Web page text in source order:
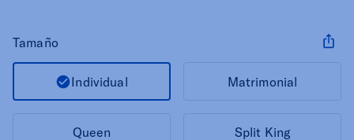
Tamaño
Individual Matrimonial
Queen Split King